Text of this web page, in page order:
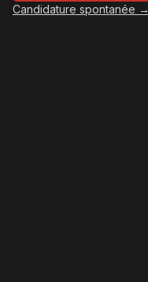
Candidature spontanée →